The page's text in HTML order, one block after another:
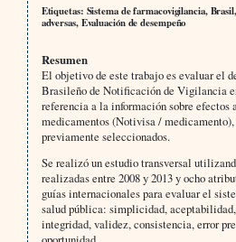
Etiquetas: Sistema de farmacovigilancia,
adversas, Evaluación de desempeño
Resumen
El objetivo de este trabajo es evaluar el
Brasileño de Notificación de Vigilancia
referencia a la información sobre efectos
medicamentos (Notivisa / medicamento),
previamente seleccionados.
Se realizó un estudio transversal
realizadas entre 2008 y 2013 y ocho
guías internacionales para evaluar el
salud pública: simplicidad,
integridad, validez, consistencia, error